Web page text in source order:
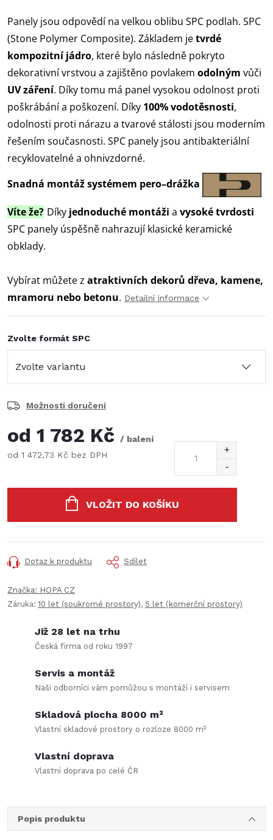
Panely jsou odpovědí na velkou oblibu SPC podlah. SPC
(Stone Polymer Composite). Základem jetvrdé
kompozitní jádro, které bylo následně pokryto
dekorativní vrstvou a zajištěno povlakem odolným vůči
UV záření. Díky tomu má panel vysokou odolnost proti
poškrábání a poškození. Díky 100% vodotěsnosti,
odolnosti proti nárazu a tvarové stálosti jsou moderním
řešením současnosti. SPC panely jsou antibakteriální
recyklovatelné a ohnivzdorné.
Snadná montáž systémem pero–drážka
Víte že? Díky jednoduché montáži a vysoké tvrdosti
SPC panely úspěšně nahrazují klasické keramické
obklady.
Vybírat můžete z atraktivních dekorů dřeva, kamene,
mramoru nebo betonu. Detailní informace
Zvolte formát SPC
Možnosti doručení
od 1 782 Kč
/ balení
od 1 472,73 Kč bez DPH
VLOŽIT DO KOŠÍKU
Dotaz k produktu Sdílet
Značka: HOPA CZ
Záruka: 10 let (soukromé prostory), 5 let (komerční prostory)
Již 28 let na trhu
Česká firma od roku 1997
Servis a montáž
Naši odborníci vám pomůžou s montáží i servisem
Skladová plocha 8000 m²
Vlastní skladové prostory o rozloze 8000 m²
Vlastní doprava
Vlastní doprava po celé ČR
Popis produktu